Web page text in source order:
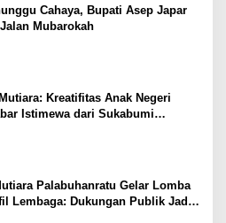
Cahaya, Bupati Asep Japar
Mubarokah
Kreatifitas Anak Negeri
Istimewa dari Sukabumi
Palabuhanratu Gelar Lomba
Lembaga: Dukungan Publik Jadi